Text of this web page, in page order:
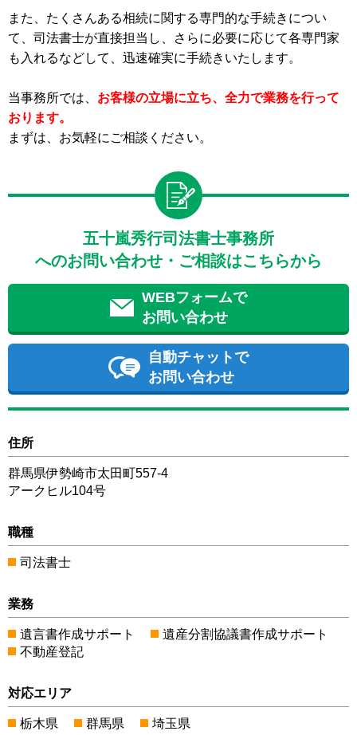
また、たくさんある相続に関する専門的な手続きについ
て、司法書士が直接担当し、さらに必要に応じて各専門家
も入れるなどして、迅速確実に手続きいたします。
当事務所では、 お客様の立場に立ち、全力で業務を行って
おります。
まずは、お気軽にご相談ください。
五十嵐秀行司法書士事務所
へのお問い合わせ・ご相談はこちらから
WEBフォームで
お問い合わせ
自動チャットで
お問い合わせ
住所
群馬県伊勢崎市太田町557-4
アークヒル104号
職種
司法書士
業務
遺言書作成サポート
遺産分割協議書作成サポート
不動産登記
対応エリア
栃木県 群馬県 埼玉県